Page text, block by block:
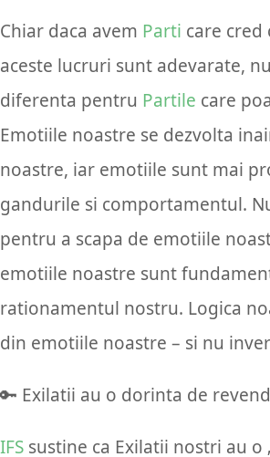
Chiar daca avem Parti care
aceste lucruri sunt adevarate,
diferenta pentru Partile care
Emotiile noastre se dezvolta
noastre, iar emotiile sunt mai
gandurile si comportamentul.
pentru a scapa de emotiile
emotiile noastre sunt
rationamentul nostru. Logica
din emotiile noastre – si nu
🔑 Exilatii au o dorinta de
IFS sustine ca Exilatii nostri au o